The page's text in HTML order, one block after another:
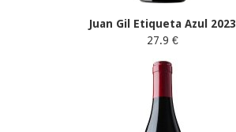
Juan Gil Etiqueta Azul 2023
27.9 €